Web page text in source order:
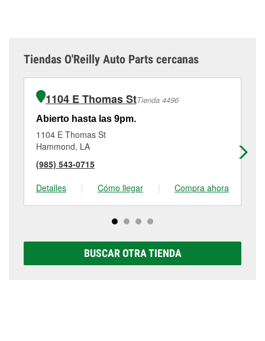
Tiendas O'Reilly Auto Parts cercanas
1104 E Thomas StTienda 4496
Abierto hasta las 9pm.
1104 E Thomas St
Hammond, LA
(985) 543-0715
Detalles
| Cómo llegar | Compra ahora
BUSCAR OTRA TIENDA